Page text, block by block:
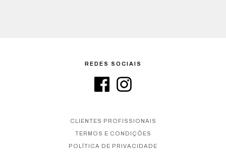
REDES SOCIAIS
CLIENTES PROFISSIONAIS
TERMOS E CONDIÇÕES
POLÍTICA DE PRIVACIDADE